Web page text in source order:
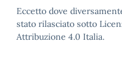
Eccetto dove
stato rilasciato sotto
Attribuzione 4.0 Italia.